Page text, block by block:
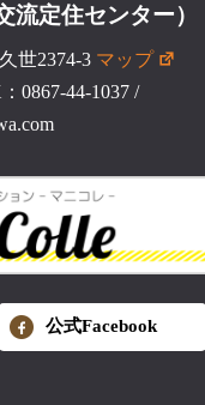
流定住センター）
世2374-3 マップ
0867-44-1037/
公式Facebook